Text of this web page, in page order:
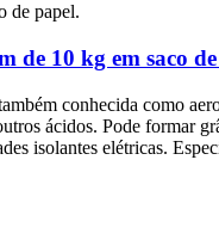
de 10 kg em saco
conhecida como
ácidos. Pode formar
isolantes elétricas.